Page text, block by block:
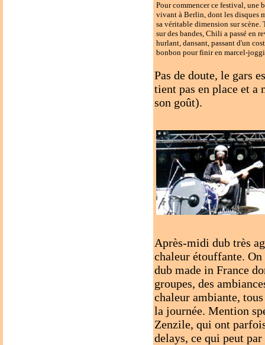
Pour commencer ce festival, une
vivant à Berlin, dont les disques
sa véritable dimension sur
sur des bandes, Chili a passé en
hurlant, dansant, passant d'un
bonbon pour finir en marcel-
Pas de doute, le gars
tient pas en place et a
son goût).
Après-midi dub très
chaleur étouffante. On
dub made in France
groupes, des
chaleur ambiante,
la journée. Mention
Zenzile, qui ont
delays, ce qui peut